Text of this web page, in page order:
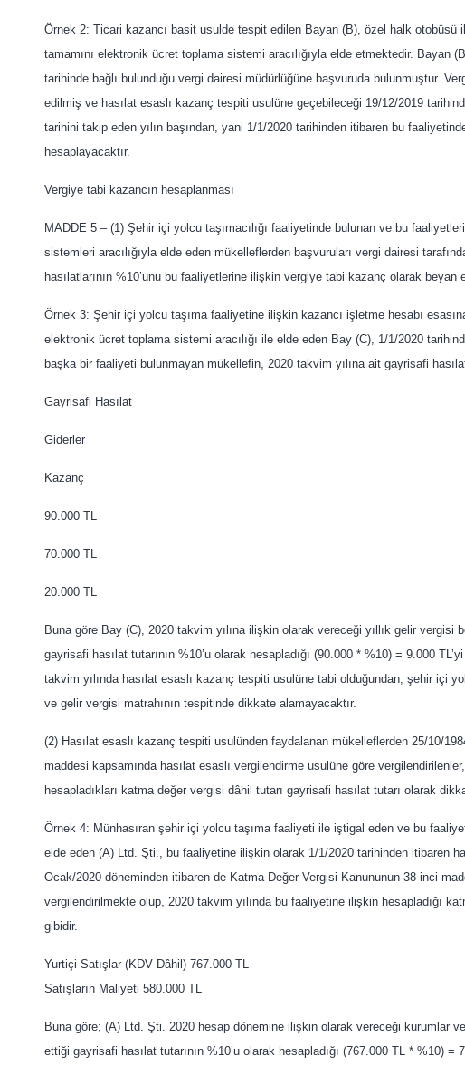
Örnek 2: Ticari kazancı basit usulde tespit edilen Bayan (B), özel halk otobüsü
tamamını elektronik ücret toplama sistemi aracılığıyla elde etmektedir.
tarihinde bağlı bulunduğu vergi dairesi müdürlüğüne başvuruda bulunmuştur.
edilmiş ve hasılat esaslı kazanç tespiti usulüne geçebileceği 19/12/2019
tarihini takip eden yılın başından, yani 1/1/2020 tarihinden itibaren bu
hesaplayacaktır.
Vergiye tabi kazancın hesaplanması
MADDE 5 – (1) Şehir içi yolcu taşımacılığı faaliyetinde bulunan ve bu
sistemleri aracılığıyla elde eden mükelleflerden başvuruları vergi dairesi
hasılatlarının %10’unu bu faaliyetlerine ilişkin vergiye tabi kazanç olarak beyan
Örnek 3: Şehir içi yolcu taşıma faaliyetine ilişkin kazancı işletme hesabı
elektronik ücret toplama sistemi aracılığı ile elde eden Bay (C), 1/1/2020
başka bir faaliyeti bulunmayan mükellefin, 2020 takvim yılına ait gayrisafi
Gayrisafi Hasılat
Giderler
Kazanç
90.000 TL
70.000 TL
20.000 TL
Buna göre Bay (C), 2020 takvim yılına ilişkin olarak vereceği yıllık gelir
gayrisafi hasılat tutarının %10’u olarak hesapladığı (90.000 * %10) = 9.000
takvim yılında hasılat esaslı kazanç tespiti usulüne tabi olduğundan, şehir içi
ve gelir vergisi matrahının tespitinde dikkate alamayacaktır.
(2) Hasılat esaslı kazanç tespiti usulünden faydalanan mükelleflerden 25/10/
maddesi kapsamında hasılat esaslı vergilendirme usulüne göre
hesapladıkları katma değer vergisi dâhil tutarı gayrisafi hasılat tutarı olarak
Örnek 4: Münhasıran şehir içi yolcu taşıma faaliyeti ile iştigal eden ve bu
elde eden (A) Ltd. Şti., bu faaliyetine ilişkin olarak 1/1/2020 tarihinden itibaren
Ocak/2020 döneminden itibaren de Katma Değer Vergisi Kanununun 38 inci
vergilendirilmekte olup, 2020 takvim yılında bu faaliyetine ilişkin hesapladığı
gibidir.
Yurtiçi Satışlar (KDV Dâhil) 767.000 TL
Satışların Maliyeti 580.000 TL
Buna göre; (A) Ltd. Şti. 2020 hesap dönemine ilişkin olarak vereceği kurumlar
ettiği gayrisafi hasılat tutarının %10’u olarak hesapladığı (767.000 TL * %10)